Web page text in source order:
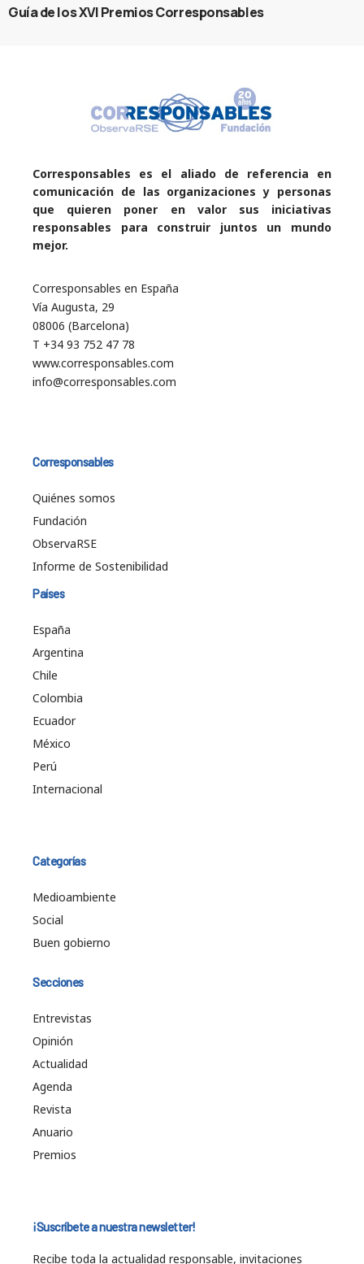
Guía de los XVI Premios Corresponsables
Corresponsables es el aliado de referencia en
comunicación de las organizaciones y personas
que quieren poner en valor sus iniciativas
responsables para construir juntos un mundo
mejor.
Corresponsables en España
Vía Augusta, 29
08006 (Barcelona)
T +34 93 752 47 78
www.corresponsables.com
info@corresponsables.com
Corresponsables
Quiénes somos
Fundación
ObservaRSE
Informe de Sostenibilidad
Países
España
Argentina
Chile
Colombia
Ecuador
México
Perú
Internacional
Categorías
Medioambiente
Social
Buen gobierno
Secciones
Entrevistas
Opinión
Actualidad
Agenda
Revista
Anuario
Premios
¡Suscríbete a nuestra newsletter!
Recibe toda la actualidad responsable, invitaciones